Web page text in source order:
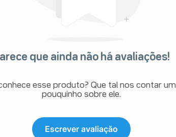
que ainda não há avaliações!
esse produto? Que tal nos contar um
pouquinho sobre ele.
Escrever avaliação